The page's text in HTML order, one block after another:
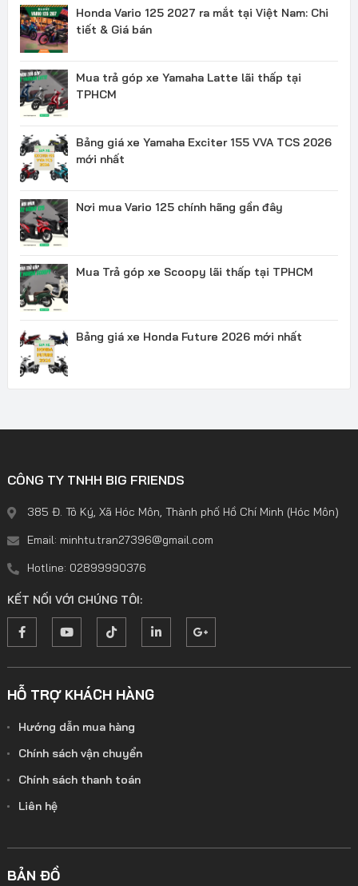
Honda Vario 125 2027 ra mắt tại Việt Nam: Chi
tiết & Giá bán
Mua trả góp xe Yamaha Latte lãi thấp tại
TPHCM
Bảng giá xe Yamaha Exciter 155 VVA TCS 2026
mới nhất
Nơi mua Vario 125 chính hãng gần đây
Mua Trả góp xe Scoopy lãi thấp tại TPHCM
Bảng giá xe Honda Future 2026 mới nhất
CÔNG TY TNHH BIG FRIENDS
385 Đ. Tô Ký, Xã Hóc Môn, Thành phố Hồ Chí Minh (Hóc Môn)
Email: minhtu.tran27396@gmail.com
Hotline: 02899990376
KẾT NỐI VỚI CHÚNG TÔI:
HỖ TRỢ KHÁCH HÀNG
Hướng dẫn mua hàng
Chính sách vận chuyển
Chính sách thanh toán
Liên hệ
BẢN ĐỒ